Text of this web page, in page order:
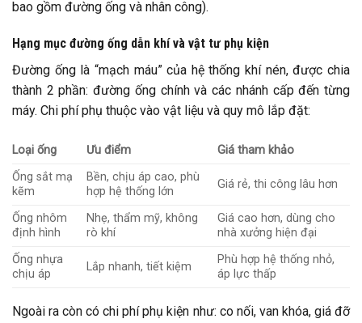
bao gồm đường ống và nhân công).
Hạng mục đường ống dẫn khí và vật tư phụ kiện
Đường ống là “mạch máu” của hệ thống khí nén, được chia
thành 2 phần: đường ống chính và các nhánh cấp đến từng
máy. Chi phí phụ thuộc vào vật liệu và quy mô lắp đặt:
Loại ống Ưu điểm
Giá tham khảo
Ống sắt mạ
kẽm
Bền, chịu áp cao, phù
hợp hệ thống lớn
Giá rẻ, thi công lâu hơn
Ống nhôm
định hình
Nhẹ, thẩm mỹ, không
rò khí
Giá cao hơn, dùng cho
nhà xưởng hiện đại
Ống nhựa
chịu áp
Lắp nhanh, tiết kiệm
Phù hợp hệ thống nhỏ,
áp lực thấp
Ngoài ra còn có chi phí phụ kiện như: co nối, van khóa, giá đỡ